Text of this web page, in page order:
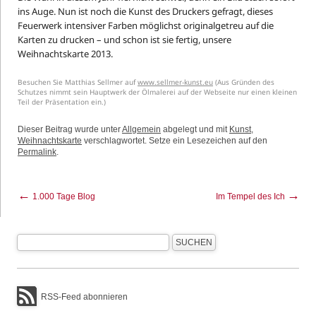
ins Auge. Nun ist noch die Kunst des Druckers gefragt, dieses
Feuerwerk intensiver Farben möglichst originalgetreu auf die
Karten zu drucken – und schon ist sie fertig, unsere
Weihnachtskarte 2013.
Besuchen Sie Matthias Sellmer aufwww.sellmer-kunst.eu (Aus Gründen des
Schutzes nimmt sein Hauptwerk der Ölmalerei auf der Webseite nur einen kleinen
Teil der Präsentation ein.)
Dieser Beitrag wurde unterAllgemein abgelegt und mit Kunst
Weihnachtskarte verschlagwortet. Setze ein Lesezeichen auf den
Permalink
← 1.000 Tage Blog Im Tempel des Ich →
RSS-Feed abonnieren